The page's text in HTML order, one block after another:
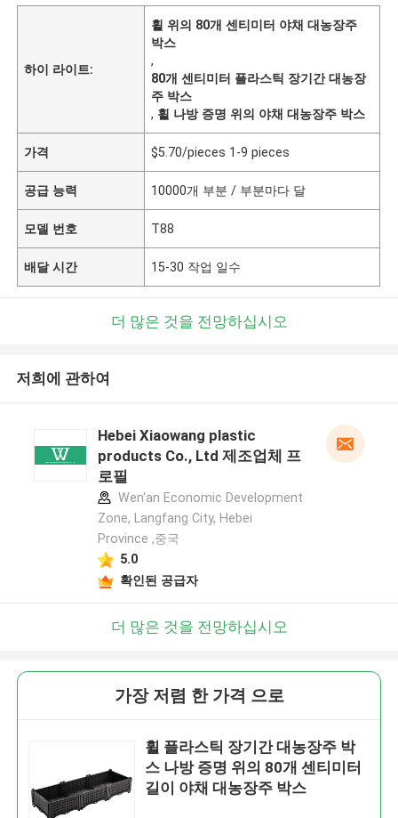
하이 라이트:
휠 위의 80개 센티미터 야채 대농장주
박스
,
80개 센티미터 플라스틱 장기간 대농장
주 박스
, 휠 나방 증명 위의 야채 대농장주 박스
가격 $5.70/pieces 1-9 pieces
공급 능력 10000개 부분 / 부분마다 달
모델 번호 T88
배달 시간 15-30 작업 일수
더 많은 것을 전망하십시오
저희에 관하여
Hebei Xiaowang plastic
products Co., Ltd 제조업체 프
로필
Wen'an Economic Development
Zone, Langfang City, Hebei
Province ,중국
5.0
확인된 공급자
더 많은 것을 전망하십시오
가장 저렴 한 가격 으로
휠 플라스틱 장기간 대농장주 박
스 나방 증명 위의 80개 센티미터
길이 야채 대농장주 박스